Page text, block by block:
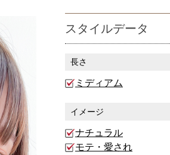
スタイルデータ
長さ
ミディアム
イメージ
ナチュラル
モテ・愛され